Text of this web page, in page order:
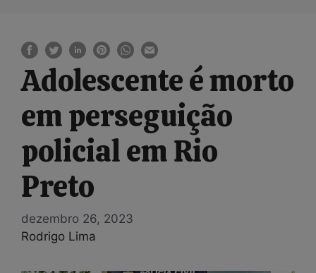
Adolescente é morto
em perseguição
policial em Rio
Preto
dezembro 26, 2023
Rodrigo Lima